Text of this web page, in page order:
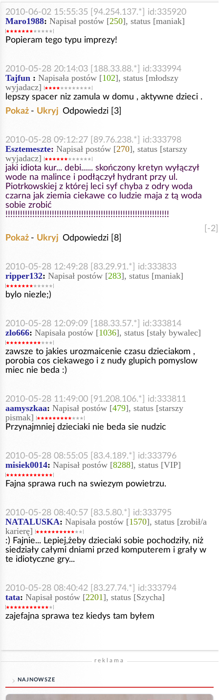
2010-06-02 15:55:35 [94.254.137.*] id:335920
Maro1988: Napisał postów [250], status [maniak]
Popieram tego typu imprezy!
2010-05-28 20:14:03 [188.33.88.*] id:333994
Tajfun : Napisała postów [102], status [młodszy
wyjadacz]
lepszy spacer niz zamula w domu , aktywne dzieci .
Pokaż - Ukryj Odpowiedzi [3]
2010-05-28 09:12:27 [89.76.238.*] id:333798
Esztemeszte: Napisał postów [270], status [starszy
wyjadacz]
jaki idiota kur... debi...... skończony kretyn wyłączył
wode na malince i podłączył hydrant przy ul.
Piotrkowskiej z której leci syf chyba z odry woda
czarna jak ziemia ciekawe co ludzie maja z tą woda
sobie zrobić
!!!!!!!!!!!!!!!!!!!!!!!!!!!!!!!!!!!!!!!!!!!!!!!!!!!!!!!!!!!!!!!!!!!
[-2]
Pokaż - Ukryj Odpowiedzi [8]
2010-05-28 12:49:28 [83.29.91.*] id:333833
ripper132: Napisał postów [283], status [maniak]
bylo niezle;)
2010-05-28 12:09:09 [188.33.57.*] id:333814
zlo666: Napisała postów [1036], status [stały bywalec]
zawsze to jakies urozmaicenie czasu dzieciakom ,
porobia cos ciekawego i z nudy glupich pomyslow
miec nie beda :)
2010-05-28 11:49:00 [91.208.106.*] id:333811
aamyszkaa: Napisał postów [479], status [starszy
pismak]
Przynajmniej dzieciaki nie beda sie nudzic
2010-05-28 08:55:05 [83.4.189.*] id:333796
misiek0014: Napisał postów [8288], status [VIP]
Fajna sprawa ruch na swiezym powietrzu.
2010-05-28 08:40:57 [83.5.80.*] id:333795
NATALUSKA: Napisała postów [1570], status [zrobił/a
karierę]
:) Fajnie... Lepiej,żeby dzieciaki sobie pochodziły, niż
siedziały całymi dniami przed komputerem i grały w
te idiotyczne gry...
2010-05-28 08:40:42 [83.27.74.*] id:333794
tata: Napisał postów [2201], status [Szycha]
zajefajna sprawa tez kiedys tam byłem
reklama
NAJNOWSZE